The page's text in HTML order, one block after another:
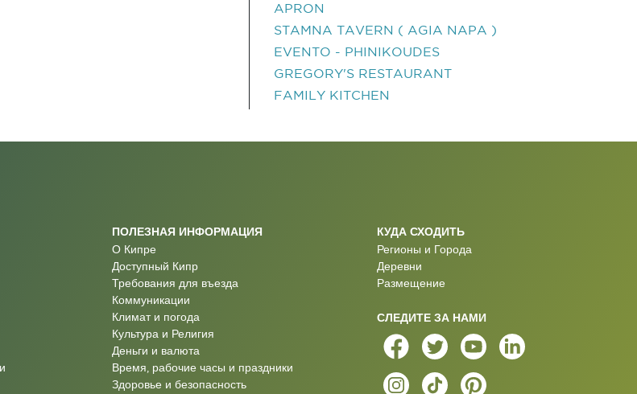
APRON
STAMNA TAVERN ( AGIA NAPA )
EVENTO - PHINIKOUDES
GREGORY'S RESTAURANT
FAMILY KITCHEN
ПОЛЕЗНАЯ ИНФОРМАЦИЯ
О Кипре
Доступный Кипр
Требования для въезда
Коммуникации
Климат и погода
Культура и Религия
Деньги и валюта
Время, рабочие часы и праздники
Здоровье и безопасность
КУДА СХОДИТЬ
Регионы и Города
Деревни
Размещение
СЛЕДИТЕ ЗА НАМИ